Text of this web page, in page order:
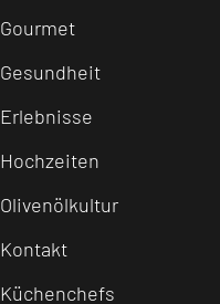
Gourmet
Gesundheit
Erlebnisse
Hochzeiten
Olivenölkultur
Kontakt
Küchenchefs